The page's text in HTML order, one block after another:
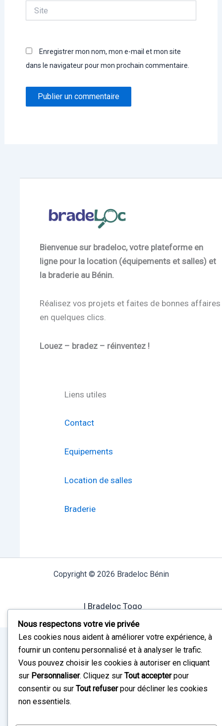
Enregistrer mon nom, mon e-mail et mon site
dans le navigateur pour mon prochain commentaire.
Bienvenue sur bradeloc, votre plateforme en
ligne pour la location (équipements et salles) et
la braderie au Bénin.
Réalisez vos projets et faites de bonnes affaires
en quelques clics.
Louez – bradez – réinventez !
Liens utiles
Contact
Equipements
Location de salles
Braderie
Copyright © 2026 Bradeloc Bénin
I Bradeloc Togo
Nous respectons votre vie privée
Les cookies nous aident à améliorer votre expérience, à
fournir un contenu personnalisé et à analyser le trafic.
Vous pouvez choisir les cookies à autoriser en cliquant
sur Personnaliser. Cliquez sur Tout accepterpour
consentir ou sur Tout refuserpour décliner les cookies
non essentiels.